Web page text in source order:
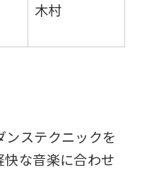
木村
ンステクニックを
な音楽に合わせ